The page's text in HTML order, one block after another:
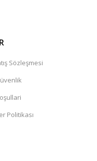
Sözleşmesi
Politikası